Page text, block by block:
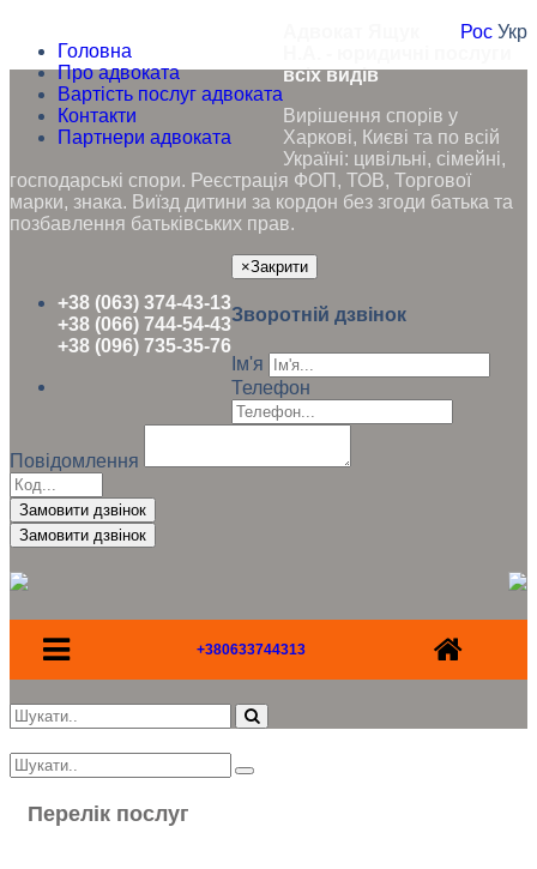
Головна
Про адвоката
Вартість послуг адвоката
Контакти
Партнери адвоката
Рос Укр
всіх видів
Вирішення спорів у
Харкові, Києві та по всій
Україні: цивільні, сімейні,
господарські спори. Реєстрація ФОП, ТОВ, Торгової
марки, знака. Виїзд дитини за кордон без згоди батька та
позбавлення батьківських прав.
+38 (063) 374-43-13
+38 (066) 744-54-43
+38 (096) 735-35-76
×Закрити
Зворотній дзвінок
Ім'я
Телефон
Повідомлення
Замовити дзвінок
+380633744313
Перелік послуг